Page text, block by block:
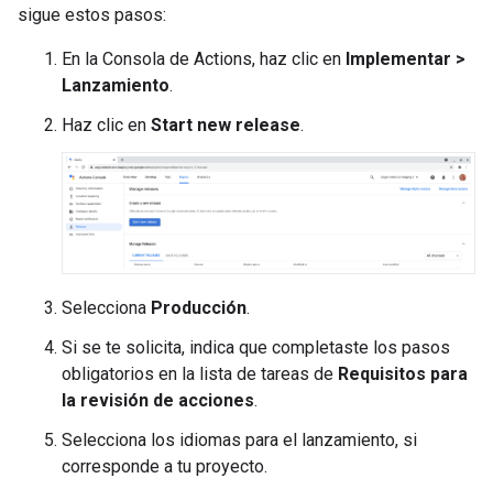
sigue estos pasos:
En la Consola de Actions, haz clic en Implementar >
Lanzamiento.
Haz clic en Start new release.
Selecciona Producción.
Si se te solicita, indica que completaste los pasos
obligatorios en la lista de tareas de Requisitos para
la revisión de acciones.
Selecciona los idiomas para el lanzamiento, si
corresponde a tu proyecto.